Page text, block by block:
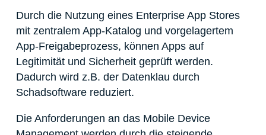
Durch die Nutzung eines Enterprise App Stores
mit zentralem App-Katalog und vorgelagertem
App-Freigabeprozess, können Apps auf
Legitimität und Sicherheit geprüft werden.
Dadurch wird z.B. der Datenklau durch
Schadsoftware reduziert.
Die Anforderungen an das Mobile Device